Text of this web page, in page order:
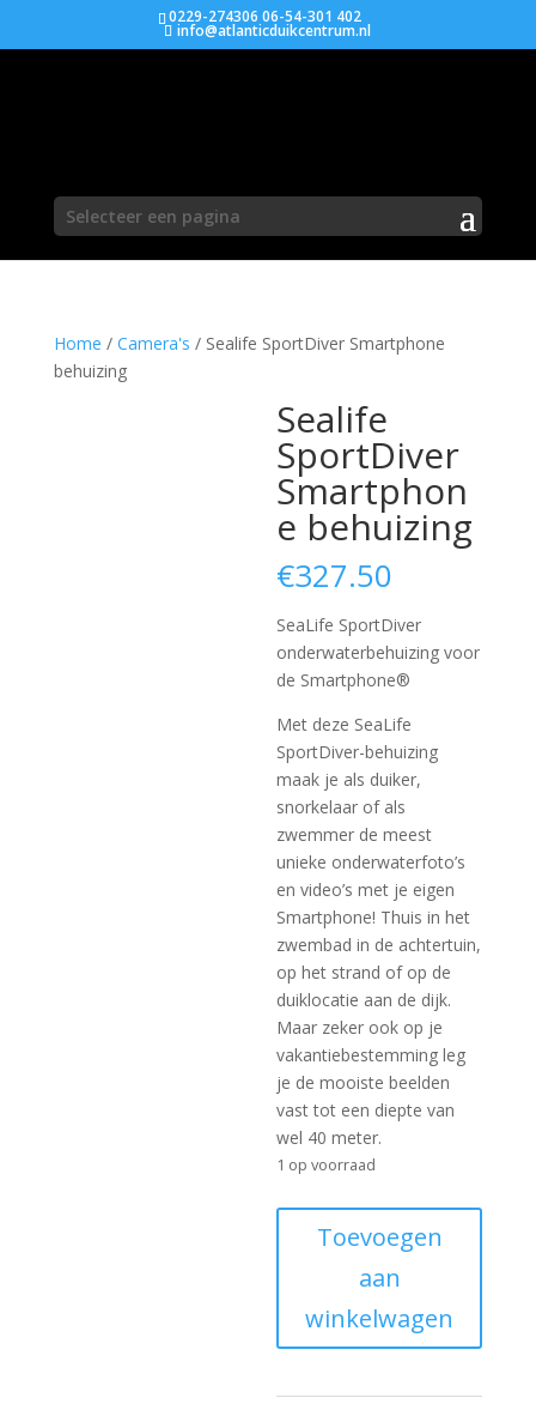
0229-274306 06-54-301 402
info@atlanticduikcentrum.nl
Selecteer een pagina
Home / Camera's / Sealife SportDiver Smartphone
behuizing
Sealife
SportDiver
Smartphon
e behuizing
€327.50
SeaLife SportDiver
onderwaterbehuizing voor
de Smartphone®
Met deze SeaLife
SportDiver-behuizing
maak je als duiker,
snorkelaar of als
zwemmer de meest
unieke onderwaterfoto’s
en video’s met je eigen
Smartphone! Thuis in het
zwembad in de achtertuin,
op het strand of op de
duiklocatie aan de dijk.
Maar zeker ook op je
vakantiebestemming leg
je de mooiste beelden
vast tot een diepte van
wel 40 meter.
1 op voorraad
SportDiver
Smartphone
aantal
Toevoegen
aan
winkelwagen